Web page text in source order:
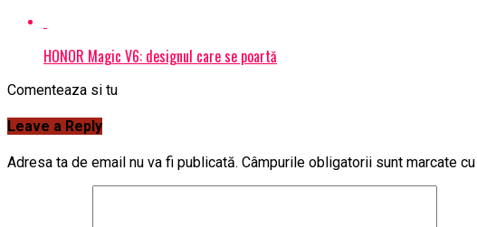
HONOR Magic V6: designul care se poartă
Comenteaza si tu
Leave a Reply
Adresa ta de email nu va fi publicată. Câmpurile obligatorii sunt marcate cu